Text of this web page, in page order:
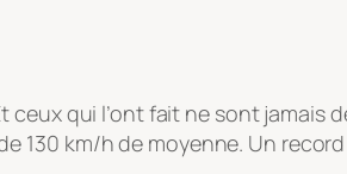
qui l’ont fait ne sont jamais
130 km/h de moyenne. Un